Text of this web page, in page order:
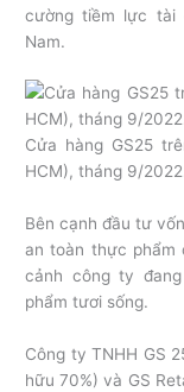
cường tiềm lực tài
Nam.
Cửa hàng GS25
HCM), tháng 9/
Bên cạnh đầu tư
an toàn thực phẩm
cảnh công ty
phẩm tươi sống.
Công ty TNHH GS
hữu 70%) và GS